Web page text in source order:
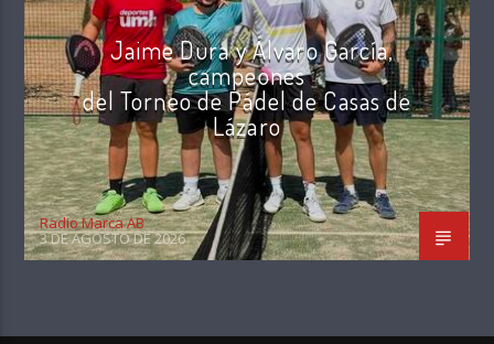
Jaime Dura y Álvaro García,
campeones
del Torneo de Pádel de Casas de
Lázaro
Radio Marca AB
3 DE AGOSTO DE 2026